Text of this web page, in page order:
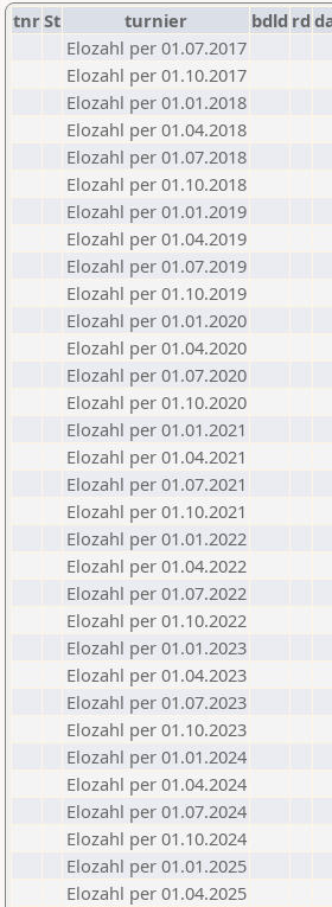
tnrSt turnier bdld rd
Elozahl per 01.07.2017
Elozahl per 01.10.2017
Elozahl per 01.01.2018
Elozahl per 01.04.2018
Elozahl per 01.07.2018
Elozahl per 01.10.2018
Elozahl per 01.01.2019
Elozahl per 01.04.2019
Elozahl per 01.07.2019
Elozahl per 01.10.2019
Elozahl per 01.01.2020
Elozahl per 01.04.2020
Elozahl per 01.07.2020
Elozahl per 01.10.2020
Elozahl per 01.01.2021
Elozahl per 01.04.2021
Elozahl per 01.07.2021
Elozahl per 01.10.2021
Elozahl per 01.01.2022
Elozahl per 01.04.2022
Elozahl per 01.07.2022
Elozahl per 01.10.2022
Elozahl per 01.01.2023
Elozahl per 01.04.2023
Elozahl per 01.07.2023
Elozahl per 01.10.2023
Elozahl per 01.01.2024
Elozahl per 01.04.2024
Elozahl per 01.07.2024
Elozahl per 01.10.2024
Elozahl per 01.01.2025
Elozahl per 01.04.2025